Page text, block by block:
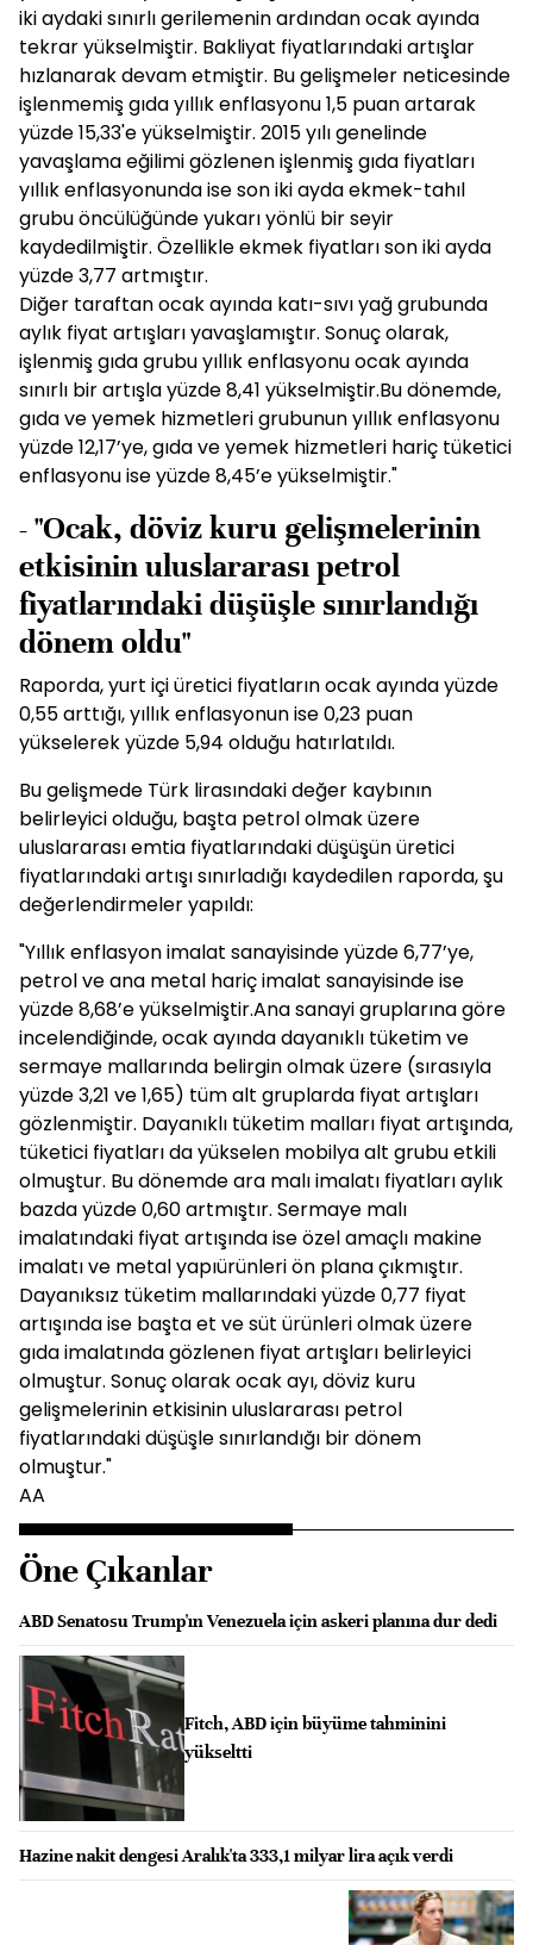
iki aydaki sınırlı gerilemenin ardından ocak ayında
tekrar yükselmiştir. Bakliyat fiyatlarındaki artışlar
hızlanarak devam etmiştir. Bu gelişmeler neticesinde
işlenmemiş gıda yıllık enflasyonu 1,5 puan artarak
yüzde 15,33'e yükselmiştir. 2015 yılı genelinde
yavaşlama eğilimi gözlenen işlenmiş gıda fiyatları
yıllık enflasyonunda ise son iki ayda ekmek-tahıl
grubu öncülüğünde yukarı yönlü bir seyir
kaydedilmiştir. Özellikle ekmek fiyatları son iki ayda
yüzde 3,77 artmıştır.
Diğer taraftan ocak ayında katı-sıvı yağ grubunda
aylık fiyat artışları yavaşlamıştır. Sonuç olarak,
işlenmiş gıda grubu yıllık enflasyonu ocak ayında
sınırlı bir artışla yüzde 8,41 yükselmiştir.Bu dönemde,
gıda ve yemek hizmetleri grubunun yıllık enflasyonu
yüzde 12,17’ye, gıda ve yemek hizmetleri hariç tüketici
enflasyonu ise yüzde 8,45’e yükselmiştir."
- "Ocak, döviz kuru gelişmelerinin
etkisinin uluslararası petrol
fiyatlarındaki düşüşle sınırlandığı
dönem oldu"
Raporda, yurt içi üretici fiyatların ocak ayında yüzde
0,55 arttığı, yıllık enflasyonun ise 0,23 puan
yükselerek yüzde 5,94 olduğu hatırlatıldı.
Bu gelişmede Türk lirasındaki değer kaybının
belirleyici olduğu, başta petrol olmak üzere
uluslararası emtia fiyatlarındaki düşüşün üretici
fiyatlarındaki artışı sınırladığı kaydedilen raporda, şu
değerlendirmeler yapıldı:
"Yıllık enflasyon imalat sanayisinde yüzde 6,77’ye,
petrol ve ana metal hariç imalat sanayisinde ise
yüzde 8,68’e yükselmiştir.Ana sanayi gruplarına göre
incelendiğinde, ocak ayında dayanıklı tüketim ve
sermaye mallarında belirgin olmak üzere (sırasıyla
yüzde 3,21 ve 1,65) tüm alt gruplarda fiyat artışları
gözlenmiştir. Dayanıklı tüketim malları fiyat artışında,
tüketici fiyatları da yükselen mobilya alt grubu etkili
olmuştur. Bu dönemde ara malı imalatı fiyatları aylık
bazda yüzde 0,60 artmıştır. Sermaye malı
imalatındaki fiyat artışında ise özel amaçlı makine
imalatı ve metal yapıürünleri ön plana çıkmıştır.
Dayanıksız tüketim mallarındaki yüzde 0,77 fiyat
artışında ise başta et ve süt ürünleri olmak üzere
gıda imalatında gözlenen fiyat artışları belirleyici
olmuştur. Sonuç olarak ocak ayı, döviz kuru
gelişmelerinin etkisinin uluslararası petrol
fiyatlarındaki düşüşle sınırlandığı bir dönem
olmuştur."
AA
Öne Çıkanlar
ABD Senatosu Trump'ın Venezuela için askeri planına dur dedi
Fitch, ABD için büyüme tahminini
yükseltti
Hazine nakit dengesi Aralık'ta 333,1 milyar lira açık verdi